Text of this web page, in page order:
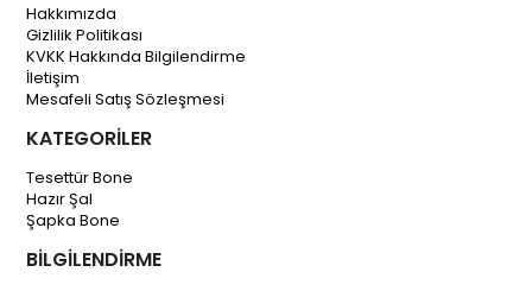
Hakkımızda
Gizlilik Politikası
KVKK Hakkında Bilgilendirme
İletişim
Mesafeli Satış Sözleşmesi
KATEGORİLER
Tesettür Bone
Hazır Şal
Şapka Bone
BİLGİLENDİRME